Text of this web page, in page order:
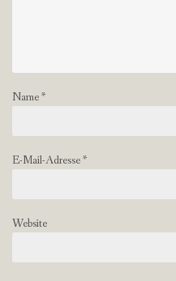
Name*
E-Mail-Adresse*
Website